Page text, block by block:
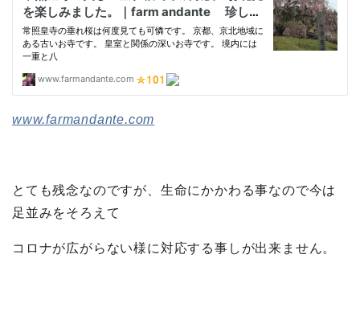
www.farmandante.com
とても残念なのですが、生命にかかわる事なので今は
足並みをそろえて
コロナが広がらない様に対応する事しが出来ません。